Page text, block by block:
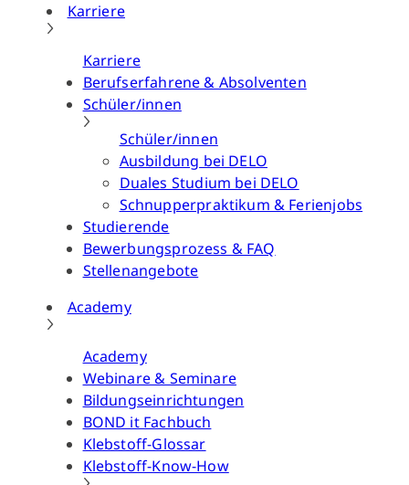
Karriere
Karriere
Berufserfahrene & Absolventen
Schüler/innen
Schüler/innen
Ausbildung bei DELO
Duales Studium bei DELO
Schnupperpraktikum & Ferienjobs
Studierende
Bewerbungsprozess & FAQ
Stellenangebote
Academy
Academy
Webinare & Seminare
Bildungseinrichtungen
BOND it Fachbuch
Klebstoff-Glossar
Klebstoff-Know-How